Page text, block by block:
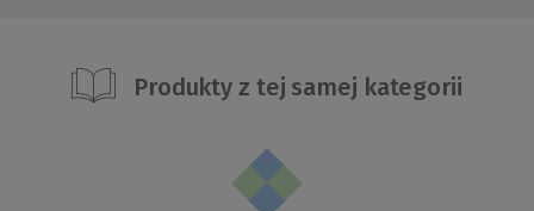
Produkty z tej samej kategorii